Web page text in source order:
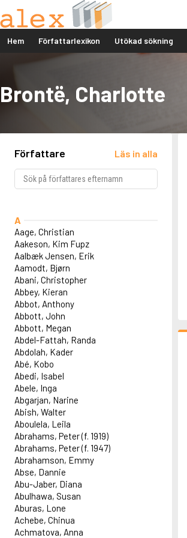
Hem Författarlexikon Utökad sökning
Brontë, Charlotte
Författare Läs in alla
A
Aage, Christian
Aakeson, Kim Fupz
Aalbæk Jensen, Erik
Aamodt, Bjørn
Abani, Christopher
Abbey, Kieran
Abbot, Anthony
Abbott, John
Abbott, Megan
Abdel-Fattah, Randa
Abdolah, Kader
Abé, Kobo
Abedi, Isabel
Abele, Inga
Abgarjan, Narine
Abish, Walter
Aboulela, Leila
Abrahams, Peter (f. 1919)
Abrahams, Peter (f. 1947)
Abrahamson, Emmy
Abse, Dannie
Abu-Jaber, Diana
Abulhawa, Susan
Aburas, Lone
Achebe, Chinua
Achmatova, Anna